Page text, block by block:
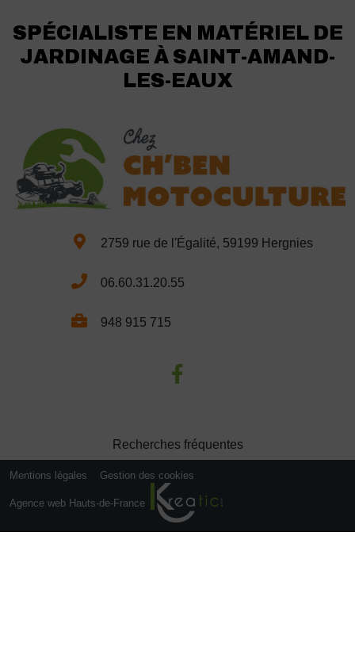
SPÉCIALISTE EN MATÉRIEL DE
JARDINAGE À SAINT-AMAND-
LES-EAUX
2759 rue de l'Égalité, 59199 Hergnies
06.60.31.20.55
948 915 715
Recherches fréquentes
Mentions légales Gestion des cookies
Agence web Hauts-de-France